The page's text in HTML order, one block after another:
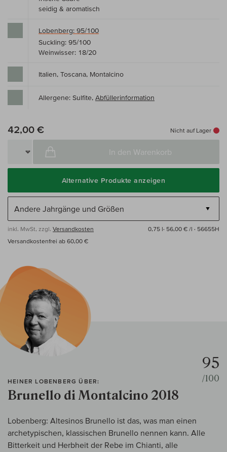
seidig & aromatisch
Lobenberg: 95/100
Suckling: 95/100
Weinwisser: 18/20
Italien, Toscana, Montalcino
Allergene: Sulfite, Abfüllerinformation
42,00 € Nicht auf Lager
In den Warenkorb
Alternative Produkte anzeigen
inkl. MwSt, zzgl. Versandkosten 0,75 l· 56,00 € /l · 56655H
Versandkostenfrei ab 60,00 €
HEINER LOBENBERG ÜBER:
Brunello di Montalcino 2018
95
/100
Lobenberg: Altesinos Brunello ist das, was man einen
archetypischen, klassischen Brunello nennen kann. Alle
Bitterkeit und Herbheit der Rebe im Chianti, alle